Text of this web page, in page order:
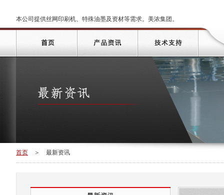
本公司提供丝网印刷机、特殊油墨及资材等需求。美浓集团。
首页 ＞ 最新资讯